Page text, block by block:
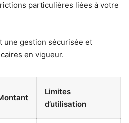
particulières liées à votre
une gestion sécurisée et
en vigueur.
Limites
d’utilisation